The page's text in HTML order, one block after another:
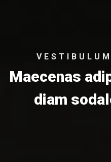
Maecenas
diam